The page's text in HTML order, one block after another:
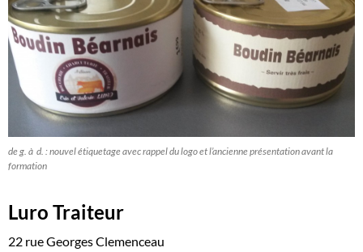
de g. à d. : nouvel étiquetage avec rappel du logo et l’ancienne présentation avant la
formation
Luro Traiteur
22 rue Georges Clemenceau